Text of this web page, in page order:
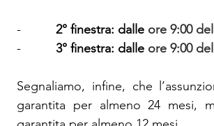
- 2° finestra: dalle ore 9:00
- 3° finestra: dalle ore 9:00
Segnaliamo, infine, che
garantita per almeno 24 mesi,